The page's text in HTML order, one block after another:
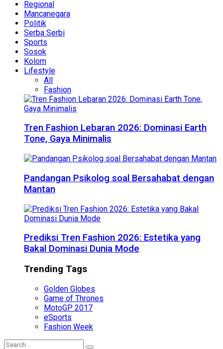
Regional
Mancanegara
Politik
Serba Serbi
Sports
Sosok
Kolom
Lifestyle
All
Fashion
Tren Fashion Lebaran 2026: Dominasi Earth
Tone, Gaya Minimalis
Pandangan Psikolog soal Bersahabat dengan
Mantan
Prediksi Tren Fashion 2026: Estetika yang
Bakal Dominasi Dunia Mode
Trending Tags
Golden Globes
Game of Thrones
MotoGP 2017
eSports
Fashion Week